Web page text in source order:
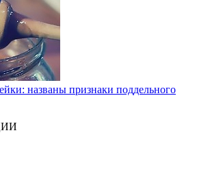
названы признаки поддельного